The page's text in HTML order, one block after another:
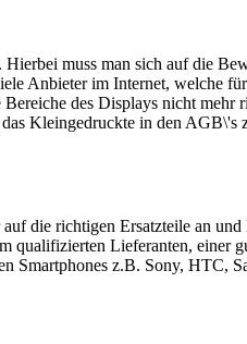
muss man sich auf die
Anbieter im Internet, welche
des Displays nicht
Kleingedruckte in den AGB\'s
die richtigen Ersatzteile an
Lieferanten, einer
z.B. Sony, HTC,